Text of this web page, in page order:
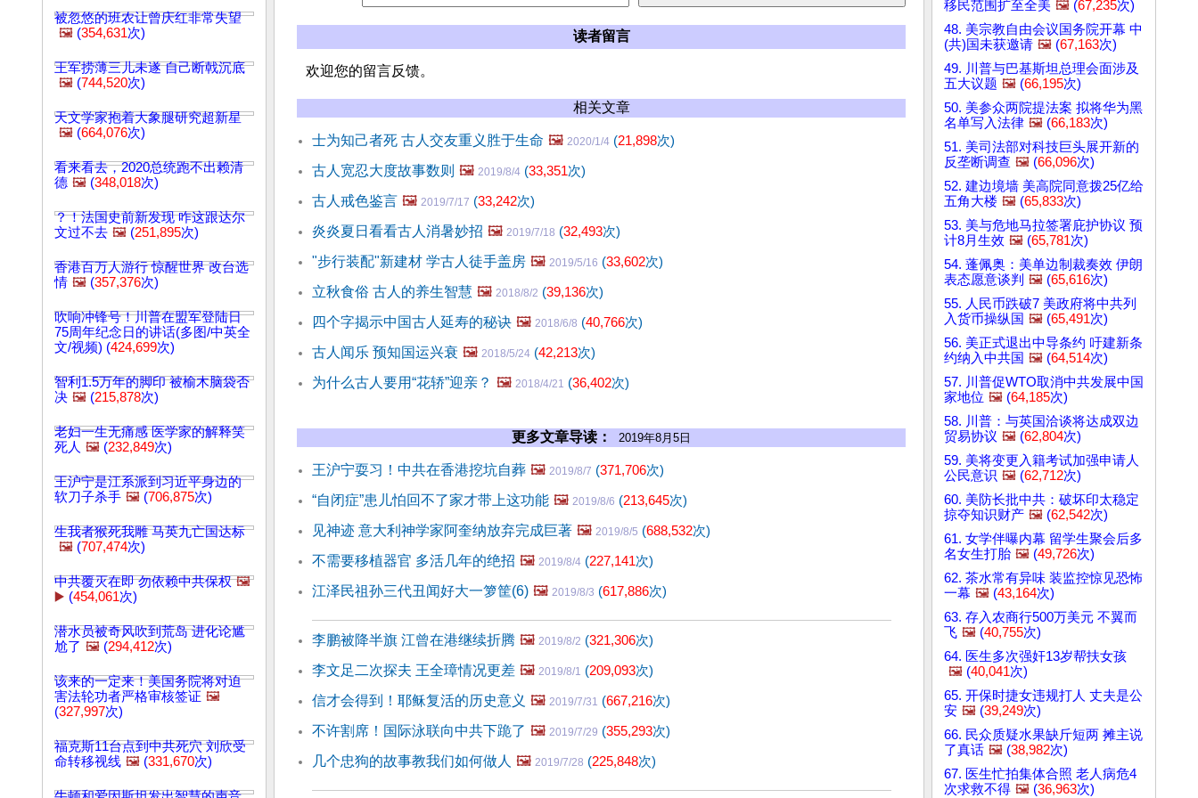
被忽悠的班农让曾庆红非常失望
🖼️ (354,631次)
王军捞薄三儿未遂 自己断戟沉底
🖼️ (744,520次)
天文学家抱着大象腿研究超新星
🖼️ (664,076次)
看来看去，2020总统跑不出赖清
德 🖼️ (348,018次)
？！法国史前新发现 咋这跟达尔
文过不去 🖼️ (251,895次)
香港百万人游行 惊醒世界 改台选
情 🖼️ (357,376次)
吹响冲锋号！川普在盟军登陆日
75周年纪念日的讲话(多图/中英全
文/视频) (424,699次)
智利1.5万年的脚印 被榆木脑袋否
决 🖼️ (215,878次)
老妇一生无痛感 医学家的解释笑
死人 🖼️ (232,849次)
王沪宁是江系派到习近平身边的
软刀子杀手 🖼️ (706,875次)
生我者猴死我雕 马英九亡国达标
🖼️ (707,474次)
中共覆灭在即 勿依赖中共保权 🖼️
▶️ (454,061次)
潜水员被奇风吹到荒岛 进化论尴
尬了 🖼️ (294,412次)
该来的一定来！美国务院将对迫
害法轮功者严格审核签证 🖼️
(327,997次)
福克斯11台点到中共死穴 刘欣受
命转移视线 🖼️ (331,670次)
读者留言
欢迎您的留言反馈。
相关文章
士为知己者死 古人交友重义胜于生命 🖼️ 2020/1/4 (21,898次)
古人宽忍大度故事数则 🖼️ 2019/8/4 (33,351次)
古人戒色鉴言 🖼️ 2019/7/17 (33,242次)
炎炎夏日看看古人消暑妙招 🖼️ 2019/7/18 (32,493次)
"步行装配"新建材 学古人徒手盖房 🖼️ 2019/5/16 (33,602次)
立秋食俗 古人的养生智慧 🖼️ 2018/8/2 (39,136次)
四个字揭示中国古人延寿的秘诀 🖼️ 2018/6/8 (40,766次)
古人闻乐 预知国运兴衰 🖼️ 2018/5/24 (42,213次)
为什么古人要用“花轿”迎亲？ 🖼️ 2018/4/21 (36,402次)
更多文章导读： 2019年8月5日
王沪宁耍习！中共在香港挖坑自葬 🖼️ 2019/8/7 (371,706次)
“自闭症”患儿怕回不了家才带上这功能 🖼️ 2019/8/6 (213,645次)
见神迹 意大利神学家阿奎纳放弃完成巨著 🖼️ 2019/8/5 (688,532次)
不需要移植器官 多活几年的绝招 🖼️ 2019/8/4 (227,141次)
江泽民祖孙三代丑闻好大一箩筐(6) 🖼️ 2019/8/3 (617,886次)
李鹏被降半旗 江曾在港继续折腾 🖼️ 2019/8/2 (321,306次)
李文足二次探夫 王全璋情况更差 🖼️ 2019/8/1 (209,093次)
信才会得到！耶稣复活的历史意义 🖼️ 2019/7/31 (667,216次)
不许割席！国际泳联向中共下跪了 🖼️ 2019/7/29 (355,293次)
几个忠狗的故事教我们如何做人 🖼️ 2019/7/28 (225,848次)
移民范围扩至全美 🖼️ (67,235次)
48. 美宗教自由会议国务院开幕 中
(共)国未获邀请 🖼️ (67,163次)
49. 川普与巴基斯坦总理会面涉及
五大议题 🖼️ (66,195次)
50. 美参众两院提法案 拟将华为黑
名单写入法律 🖼️ (66,183次)
51. 美司法部对科技巨头展开新的
反垄断调查 🖼️ (66,096次)
52. 建边境墙 美高院同意拨25亿给
五角大楼 🖼️ (65,833次)
53. 美与危地马拉签署庇护协议 预
计8月生效 🖼️ (65,781次)
54. 蓬佩奥：美单边制裁奏效 伊朗
表态愿意谈判 🖼️ (65,616次)
55. 人民币跌破7 美政府将中共列
入货币操纵国 🖼️ (65,491次)
56. 美正式退出中导条约 吁建新条
约纳入中共国 🖼️ (64,514次)
57. 川普促WTO取消中共发展中国
家地位 🖼️ (64,185次)
58. 川普：与英国洽谈将达成双边
贸易协议 🖼️ (62,804次)
59. 美将变更入籍考试加强申请人
公民意识 🖼️ (62,712次)
60. 美防长批中共：破坏印太稳定
掠夺知识财产 🖼️ (62,542次)
61. 女学伴曝内幕 留学生聚会后多
名女生打胎 🖼️ (49,726次)
62. 茶水常有异味 装监控惊见恐怖
一幕 🖼️ (43,164次)
63. 存入农商行500万美元 不翼而
飞 🖼️ (40,755次)
64. 医生多次强奸13岁帮扶女孩
🖼️ (40,041次)
65. 开保时捷女违规打人 丈夫是公
安 🖼️ (39,249次)
66. 民众质疑水果缺斤短两 摊主说
了真话 🖼️ (38,982次)
67. 医生忙拍集体合照 老人病危4
次求救不得 🖼️ (36,963次)